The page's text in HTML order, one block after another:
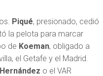
Piqué, presionado, cedió
la pelota para marcar
de Koeman, obligado a
el Getafe y el Madrid.
Hernández o el VAR